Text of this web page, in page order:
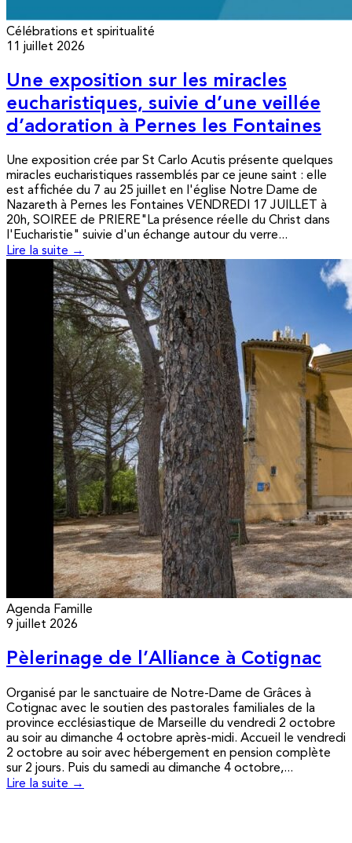
Célébrations et spiritualité
11 juillet 2026
Une exposition sur les miracles
eucharistiques, suivie d’une veillée
d’adoration à Pernes les Fontaines
Une exposition crée par St Carlo Acutis présente quelques
miracles eucharistiques rassemblés par ce jeune saint : elle
est affichée du 7 au 25 juillet en l'église Notre Dame de
Nazareth à Pernes les Fontaines VENDREDI 17 JUILLET à
20h, SOIREE de PRIERE"La présence réelle du Christ dans
l'Eucharistie" suivie d'un échange autour du verre...
Lire la suite →
Agenda Famille
9 juillet 2026
Pèlerinage de l’Alliance à Cotignac
Organisé par le sanctuaire de Notre-Dame de Grâces à
Cotignac avec le soutien des pastorales familiales de la
province ecclésiastique de Marseille du vendredi 2 octobre
au soir au dimanche 4 octobre après-midi. Accueil le vendredi
2 octobre au soir avec hébergement en pension complète
sur 2 jours. Puis du samedi au dimanche 4 octobre,...
Lire la suite →